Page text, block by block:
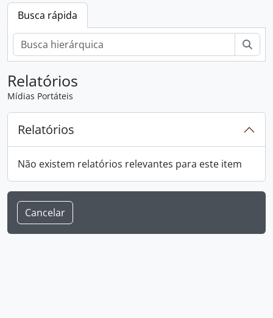
Busca rápida
Relatórios
Mídias Portáteis
Relatórios
Não existem relatórios relevantes para este item
Cancelar